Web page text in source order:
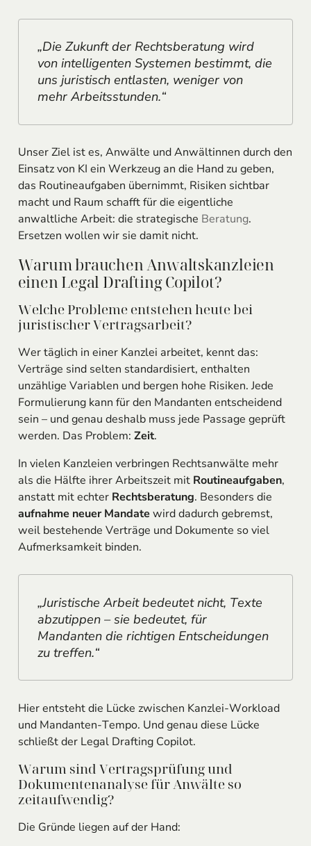
„Die Zukunft der Rechtsberatung wird
von intelligenten Systemen bestimmt, die
uns juristisch entlasten, weniger von
mehr Arbeitsstunden.“
Unser Ziel ist es, Anwälte und Anwältinnen durch den
Einsatz von KI ein Werkzeug an die Hand zu geben,
das Routineaufgaben übernimmt, Risiken sichtbar
macht und Raum schafft für die eigentliche
anwaltliche Arbeit: die strategische Beratung.
Ersetzen wollen wir sie damit nicht.
Warum brauchen Anwaltskanzleien
einen Legal Drafting Copilot?
Welche Probleme entstehen heute bei
juristischer Vertragsarbeit?
Wer täglich in einer Kanzlei arbeitet, kennt das:
Verträge sind selten standardisiert, enthalten
unzählige Variablen und bergen hohe Risiken. Jede
Formulierung kann für den Mandanten entscheidend
sein – und genau deshalb muss jede Passage geprüft
werden. Das Problem: Zeit.
In vielen Kanzleien verbringen Rechtsanwälte mehr
als die Hälfte ihrer Arbeitszeit mit Routineaufgaben,
anstatt mit echter Rechtsberatung. Besonders die
aufnahme neuer Mandatewird dadurch gebremst,
weil bestehende Verträge und Dokumente so viel
Aufmerksamkeit binden.
„Juristische Arbeit bedeutet nicht, Texte
abzutippen – sie bedeutet, für
Mandanten die richtigen Entscheidungen
zu treffen.“
Hier entsteht die Lücke zwischen Kanzlei-Workload
und Mandanten-Tempo. Und genau diese Lücke
schließt der Legal Drafting Copilot.
Warum sind Vertragsprüfung und
Dokumentenanalyse für Anwälte so
zeitaufwendig?
Die Gründe liegen auf der Hand: